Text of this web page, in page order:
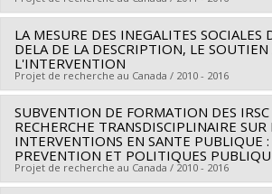
Funding sources:IRSC/Instituts de
Canada
Grant programs:PVXXXXXX-Activités de
Lead researcher : Louise Potvin
Co-researchers : Alain Noël,Deena
Lucie Richard,Marie-France Raynault
Sylvana Côté, Yan Kestens,Audrey
Laurin,Patrick Morency,Geetanjali
Bisset,Michèle Stanton-Jean,Denis
Sénécal ,Camil Bouchard ,Ruth Rose-Lizée
LA MESURE DES INEGALITES SOCIALES
DELA DE LA DESCRIPTION, LE SOUTIEN
L'INTERVENTION
Projet de recherche au Canada / 2010 - 2016
Lead researcher : Marie-France Raynault
Co-researchers : Louise Fournier,Lise
Rossignol ,Sylvana Côté ,Jean Frédéric
Masse,Jean-Michel Cousineau,Paul
SUBVENTION DE FORMATION DES IRSC
RECHERCHE TRANSDISCIPLINAIRE SUR
INTERVENTIONS EN SANTE PUBLIQUE
PREVENTION ET POLITIQUES
Projet de recherche au Canada / 2010 - 2016